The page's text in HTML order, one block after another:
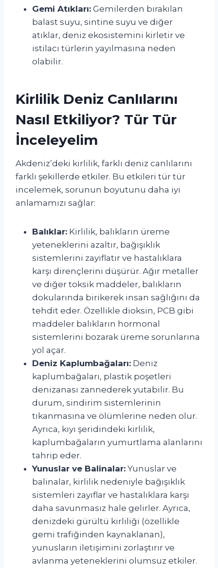
Gemi Atıkları: Gemilerden bırakılan
balast suyu, sintine suyu ve diğer
atıklar, deniz ekosistemini kirletir ve
istilacı türlerin yayılmasına neden
olabilir.
Kirlilik Deniz Canlılarını
Nasıl Etkiliyor? Tür Tür
İnceleyelim
Akdeniz’deki kirlilik, farklı deniz canlılarını
farklı şekillerde etkiler. Bu etkileri tür tür
incelemek, sorunun boyutunu daha iyi
anlamamızı sağlar:
Balıklar: Kirlilik, balıkların üreme
yeteneklerini azaltır, bağışıklık
sistemlerini zayıflatır ve hastalıklara
karşı dirençlerini düşürür. Ağır metaller
ve diğer toksik maddeler, balıkların
dokularında birikerek insan sağlığını da
tehdit eder. Özellikle dioksin, PCB gibi
maddeler balıkların hormonal
sistemlerini bozarak üreme sorunlarına
yol açar.
Deniz Kaplumbağaları: Deniz
kaplumbağaları, plastik poşetleri
denizanası zannederek yutabilir. Bu
durum, sindirim sistemlerinin
tıkanmasına ve ölümlerine neden olur.
Ayrıca, kıyı şeridindeki kirlilik,
kaplumbağaların yumurtlama alanlarını
tahrip eder.
Yunuslar ve Balinalar: Yunuslar ve
balinalar, kirlilik nedeniyle bağışıklık
sistemleri zayıflar ve hastalıklara karşı
daha savunmasız hale gelirler. Ayrıca,
denizdeki gürültü kirliliği (özellikle
gemi trafiğinden kaynaklanan),
yunusların iletişimini zorlaştırır ve
avlanma yeteneklerini olumsuz etkiler.